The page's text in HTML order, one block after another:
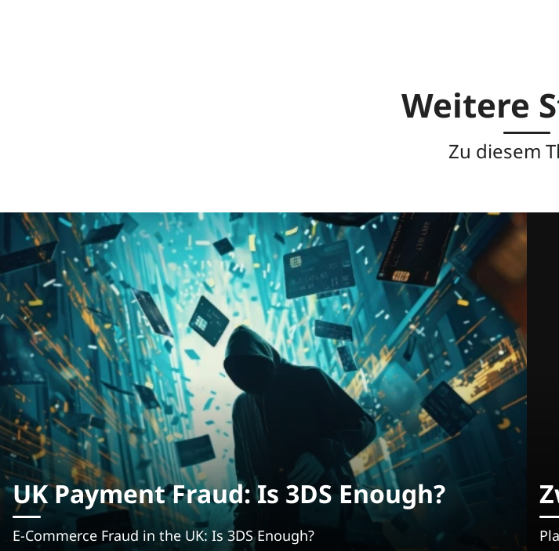
Weitere
Zu diesem
UK Payment Fraud: Is 3DS Enough?
E-Commerce Fraud in the UK: Is 3DS Enough?